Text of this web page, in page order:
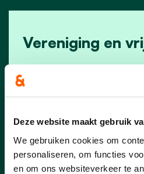
Deze website maakt gebruik
We gebruiken cookies om
personaliseren, om functies
en om ons websiteverkeer te
Vereniging en
Welzijn